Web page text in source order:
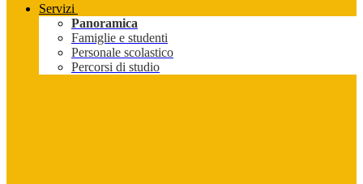
Servizi
Panoramica
Famiglie e studenti
Personale scolastico
Percorsi di studio